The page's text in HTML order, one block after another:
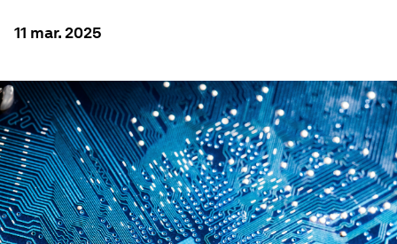
11 mar. 2025